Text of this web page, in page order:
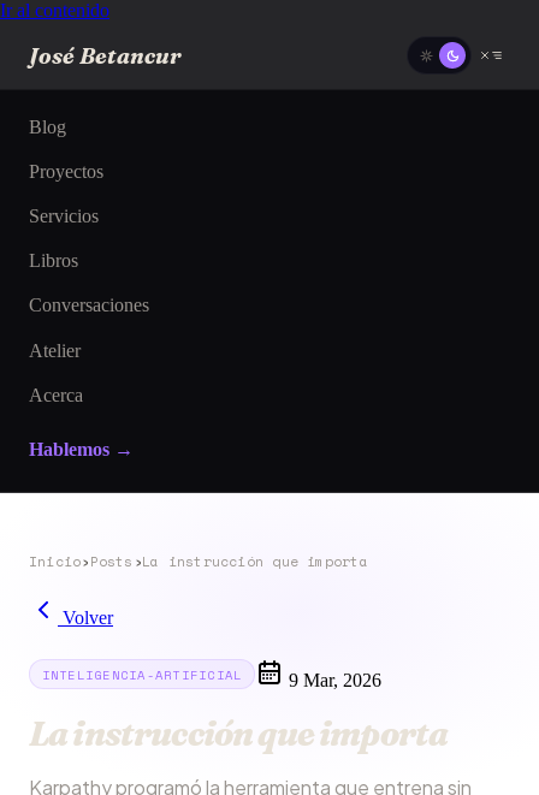
Ir al contenido
José Betancur
Blog
Proyectos
Servicios
Libros
Conversaciones
Atelier
Acerca
Hablemos →
Inicio›Posts ›La instrucción que importa
Volver
INTELIGENCIA-ARTIFICIAL 9 Mar, 2026
La instrucción que importa
Karpathy programó la herramienta que entrena sin